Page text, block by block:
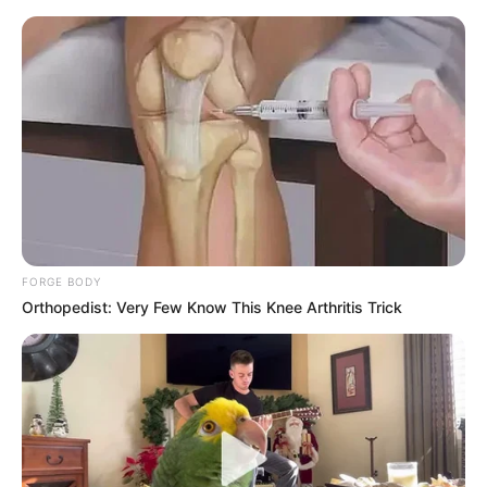
| live
NEWS SPORTS MATRIMONY ENTERTAINMENT
FORGE BODY
Orthopedist: Very Few Know This Knee Arthritis Trick